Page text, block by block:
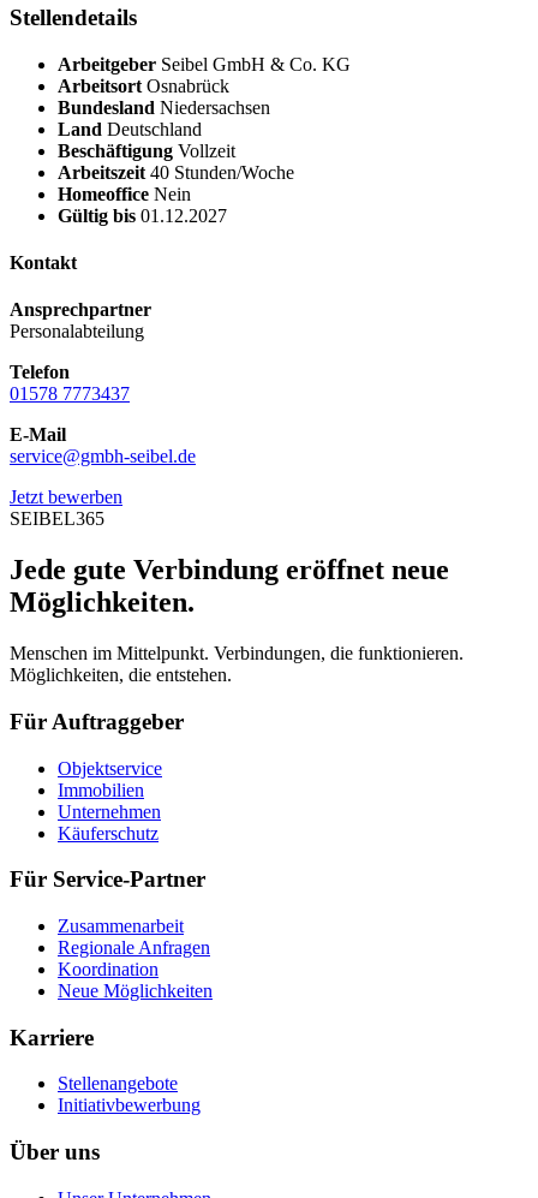
Stellendetails
Arbeitgeber Seibel GmbH & Co. KG
Arbeitsort Osnabrück
Bundesland Niedersachsen
Land Deutschland
Beschäftigung Vollzeit
Arbeitszeit 40 Stunden/Woche
Homeoffice Nein
Gültig bis 01.12.2027
Kontakt
Ansprechpartner
Personalabteilung
Telefon
01578 7773437
E-Mail
service@gmbh-seibel.de
Jetzt bewerben
SEIBEL365
Jede gute Verbindung eröffnet neue
Möglichkeiten.
Menschen im Mittelpunkt. Verbindungen, die funktionieren.
Möglichkeiten, die entstehen.
Für Auftraggeber
Objektservice
Immobilien
Unternehmen
Käuferschutz
Für Service-Partner
Zusammenarbeit
Regionale Anfragen
Koordination
Neue Möglichkeiten
Karriere
Stellenangebote
Initiativbewerbung
Über uns